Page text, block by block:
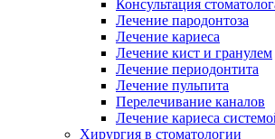
Консультация
Лечение пародонтоза
Лечение кариеса
Лечение кист и гранулем
Лечение периодонтита
Лечение пульпита
Перелечивание каналов
Лечение кариеса
Хирургия в стоматологии